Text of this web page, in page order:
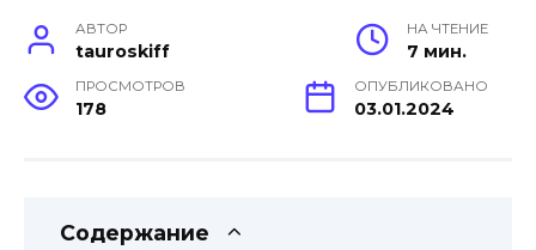
АВТОР
tauroskiff
НА ЧТЕНИЕ
7 мин.
ПРОСМОТРОВ
178
ОПУБЛИКОВАНО
03.01.2024
Содержание